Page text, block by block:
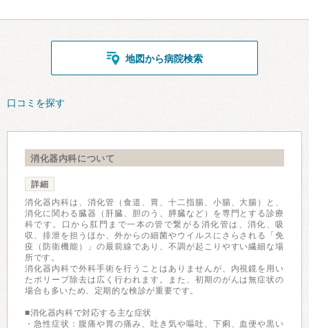
地図から病院検索
口コミを探す
消化器内科について
詳細
消化器内科は、消化管（食道、胃、十二指腸、小腸、大腸）と、
消化に関わる臓器（肝臓、胆のう、膵臓など）を専門とする診療
科です。口から肛門まで一本の管で繋がる消化管は、消化、吸
収、排泄を担うほか、外からの細菌やウイルスにさらされる「免
疫（防衛機能）」の最前線であり、不調が起こりやすい繊細な場
所です。
消化器内科で外科手術を行うことはありませんが、内視鏡を用い
たポリープ除去は広く行われます。また、初期のがんは無症状の
場合も多いため、定期的な検診が重要です。
■消化器内科で対応する主な症状
・急性症状：腹痛や胃の痛み、吐き気や嘔吐、下痢、血便や黒い